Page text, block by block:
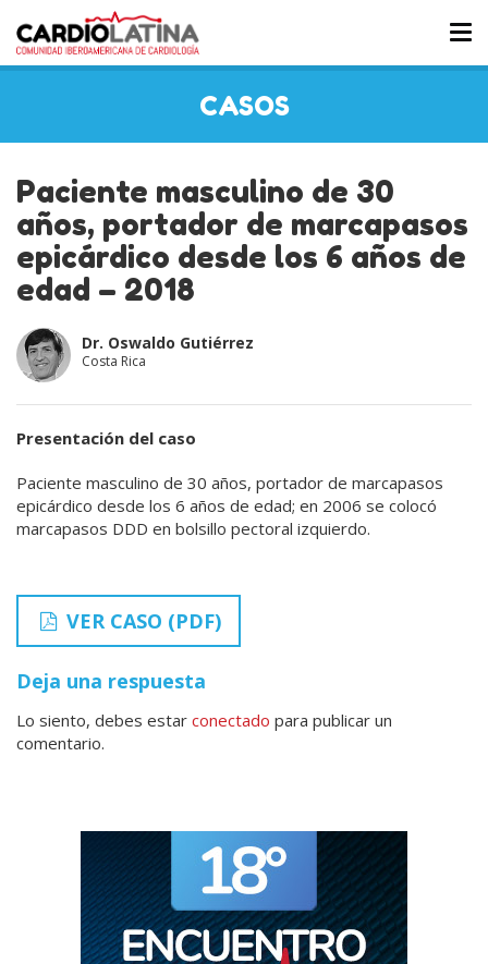
CASOS
Paciente masculino de 30
años, portador de marcapasos
epicárdico desde los 6 años de
edad – 2018
Dr. Oswaldo Gutiérrez
Costa Rica
Presentación del caso
Paciente masculino de 30 años, portador de marcapasos
epicárdico desde los 6 años de edad; en 2006 se colocó
marcapasos DDD en bolsillo pectoral izquierdo.
VER CASO (PDF)
Deja una respuesta
Lo siento, debes estar conectado para publicar un
comentario.